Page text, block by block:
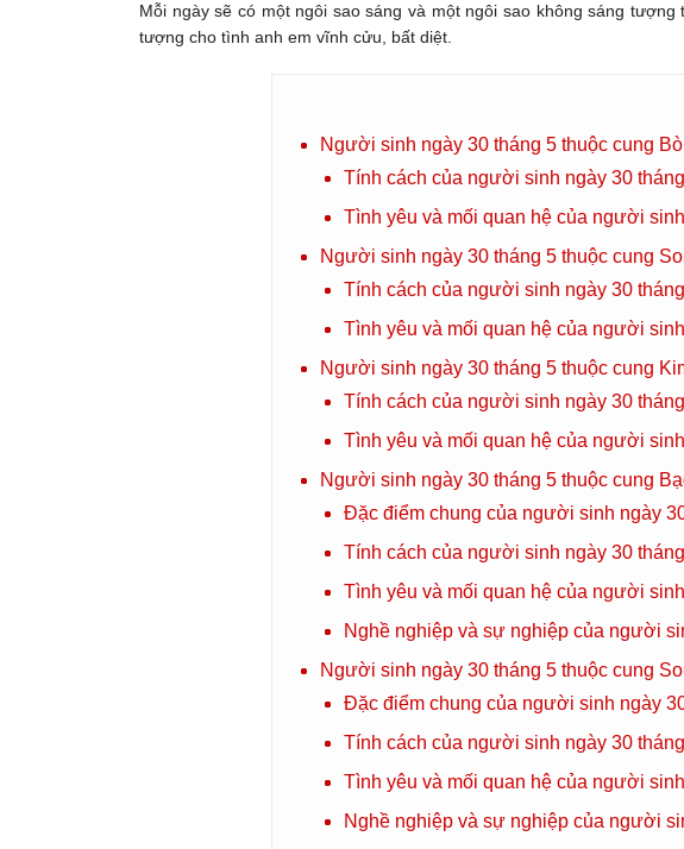
Mỗi ngày sẽ có một ngôi sao sáng và một ngôi sao không sáng
tượng cho tình anh em vĩnh cửu, bất diệt.
Người sinh ngày 30 tháng 5 thuộc cung
Tính cách của người sinh ngày 30
Tình yêu và mối quan hệ của người
Người sinh ngày 30 tháng 5 thuộc cung
Tính cách của người sinh ngày 30
Tình yêu và mối quan hệ của người
Người sinh ngày 30 tháng 5 thuộc cung
Tính cách của người sinh ngày 30
Tình yêu và mối quan hệ của người
Người sinh ngày 30 tháng 5 thuộc cung
Đặc điểm chung của người sinh ngày
Tính cách của người sinh ngày 30
Tình yêu và mối quan hệ của người
Nghề nghiệp và sự nghiệp của người
Người sinh ngày 30 tháng 5 thuộc cung
Đặc điểm chung của người sinh ngày
Tính cách của người sinh ngày 30
Tình yêu và mối quan hệ của người
Nghề nghiệp và sự nghiệp của người